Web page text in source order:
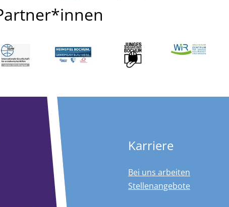
Karriere
Bei uns arbeiten
Stellenangebote